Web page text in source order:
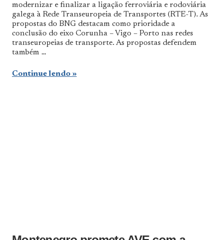
modernizar e finalizar a ligação ferroviária e rodoviária
galega à Rede Transeuropeia de Transportes (RTE-T). As
propostas do BNG destacam como prioridade a
conclusão do eixo Corunha – Vigo – Porto nas redes
transeuropeias de transporte. As propostas defendem
também …
Continue lendo